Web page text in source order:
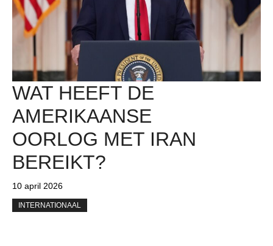
WAT HEEFT DE
AMERIKAANSE
OORLOG MET IRAN
BEREIKT?
10 april 2026
INTERNATIONAAL